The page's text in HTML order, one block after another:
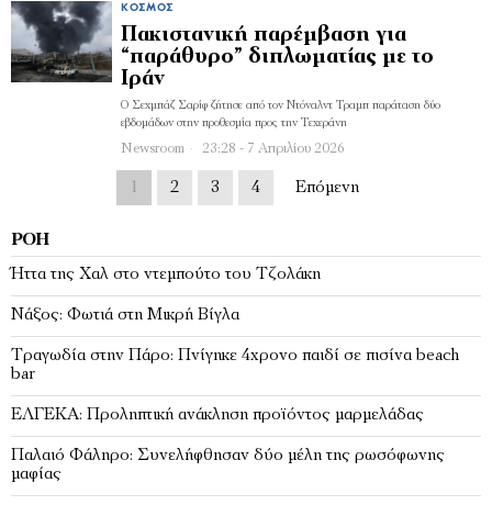
ΚΌΣΜΟΣ
Πακιστανική παρέμβαση για
“παράθυρο” διπλωματίας με το
Ιράν
Ο Σεχμπάζ Σαρίφ ζήτησε από τον Ντόναλντ Τραμπ παράταση δύο
εβδομάδων στην προθεσμία προς την Τεχεράνη
Newsroom 23:28 - 7 Απριλίου 2026
1 2 3 4 Επόμενη
ΡΟΉ
Ήττα της Χαλ στο ντεμπούτο του Τζολάκη
Νάξος: Φωτιά στη Μικρή Βίγλα
Tραγωδία στην Πάρο: Πνίγηκε 4χρονο παιδί σε πισίνα beach
bar
ΕΛΓΕΚΑ: Προληπτική ανάκληση προϊόντος μαρμελάδας
Παλαιό Φάληρο: Συνελήφθησαν δύο μέλη της ρωσόφωνης
μαφίας